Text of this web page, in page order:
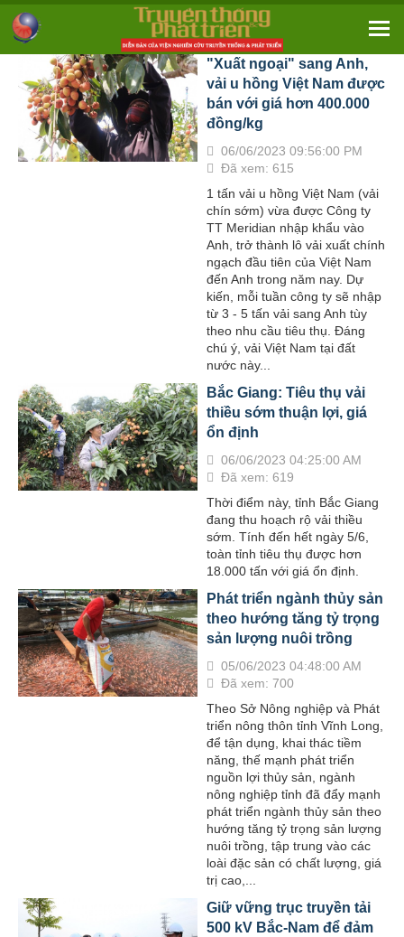
"Xuất ngoại" sang Anh,
vải u hồng Việt Nam được
bán với giá hơn 400.000
đồng/kg
06/06/2023 09:56:00 PM
Đã xem: 615
1 tấn vải u hồng Việt Nam (vải
chín sớm) vừa được Công ty
TT Meridian nhập khẩu vào
Anh, trở thành lô vải xuất chính
ngạch đầu tiên của Việt Nam
đến Anh trong năm nay. Dự
kiến, mỗi tuần công ty sẽ nhập
từ 3 - 5 tấn vải sang Anh tùy
theo nhu cầu tiêu thụ. Đáng
chú ý, vải Việt Nam tại đất
nước này...
Bắc Giang: Tiêu thụ vải
thiều sớm thuận lợi, giá
ổn định
06/06/2023 04:25:00 AM
Đã xem: 619
Thời điểm này, tỉnh Bắc Giang
đang thu hoạch rộ vải thiều
sớm. Tính đến hết ngày 5/6,
toàn tỉnh tiêu thụ được hơn
18.000 tấn với giá ổn định.
Phát triển ngành thủy sản
theo hướng tăng tỷ trọng
sản lượng nuôi trồng
05/06/2023 04:48:00 AM
Đã xem: 700
Theo Sở Nông nghiệp và Phát
triển nông thôn tỉnh Vĩnh Long,
để tận dụng, khai thác tiềm
năng, thế mạnh phát triển
nguồn lợi thủy sản, ngành
nông nghiệp tỉnh đã đẩy mạnh
phát triển ngành thủy sản theo
hướng tăng tỷ trọng sản lượng
nuôi trồng, tập trung vào các
loài đặc sản có chất lượng, giá
trị cao,...
Giữ vững trục truyền tải
500 kV Bắc-Nam để đảm